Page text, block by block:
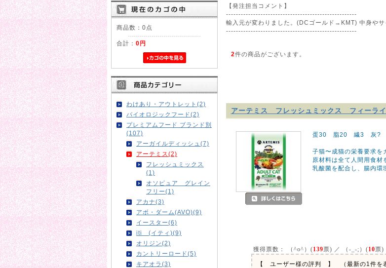
商品数：0点
合計： 0円
わけあり・アウトレット(2)
バイオロジックフード(2)
プレミアムフード ブランド別
(107)
アーガイルディッシュ(7)
アーテミス(2)
フレッシュミックス
(1)
オソピュア グレイン
フリー(1)
アカナ(3)
アボ・ダーム(AVO)(9)
イースター(6)
iti (イティ)(9)
オリジン(2)
カントリーロード(5)
キアオラ(3)
【発注担当コメント】
-----------------------------------------------------
輸入元が変わりました。(DCゴールド→KMT) 中身やサ
-----------------------------------------------------
2件の商品がございます。
アーテミス フレッシュミックス フィーラ
蛋30 脂20 繊3 灰?
子猫〜成猫の栄養要求を
原材料は全て人間用食材
乳酸菌を配合し、腸内環
獲得票数： （^o^）(139票) ／ （-_-;）(10票)
【 ユーザー様の評判 】 （最新の1件を